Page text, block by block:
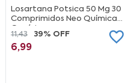
Losartana Potsica 50 Mg 30
Comprimidos Neo Química
Genérico
11,43 39% OFF
6,99